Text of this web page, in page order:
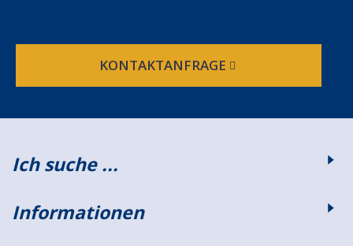
KONTAKTANFRAGE
Ich suche ...
Informationen